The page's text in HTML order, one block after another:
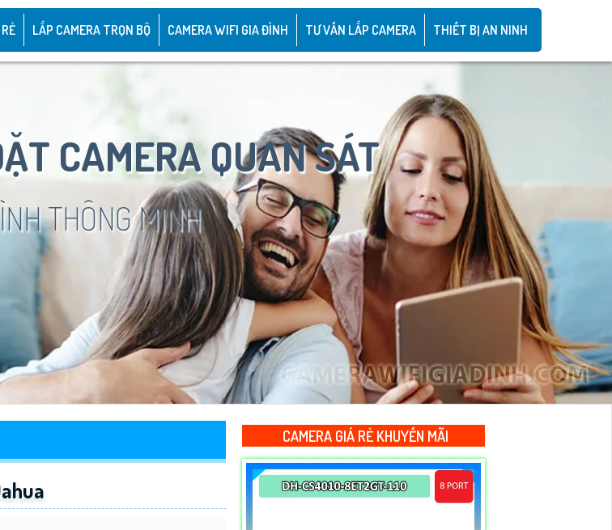
LẮP CAMERA TRỌN BỘ CAMERA WIFI GIA ĐÌNH TƯ VẤN LẮP CAMERA THIẾT BỊ AN NINH
CAMERA QUAN SÁT
THÔNG MINH
CAMERA GIÁ RẺ KHUYẾN MÃI